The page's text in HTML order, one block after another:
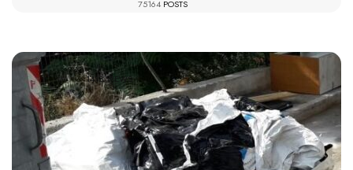
75164 POSTS
1418 VIEWS